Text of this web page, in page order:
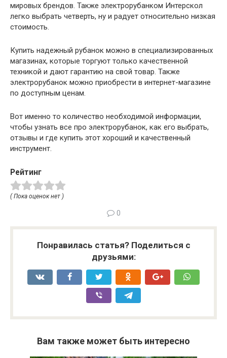
мировых брендов. Также электрорубанком Интерскол
легко выбрать четверть, ну и радует относительно низкая
стоимость.
Купить надежный рубанок можно в специализированных
магазинах, которые торгуют только качественной
техникой и дают гарантию на свой товар. Также
электрорубанок можно приобрести в интернет-магазине
по доступным ценам.
Вот именно то количество необходимой информации,
чтобы узнать все про электрорубанок, как его выбрать,
отзывы и где купить этот хороший и качественный
инструмент.
Рейтинг
( Пока оценок нет )
0
Понравилась статья? Поделиться с
друзьями:
Вам также может быть интересно